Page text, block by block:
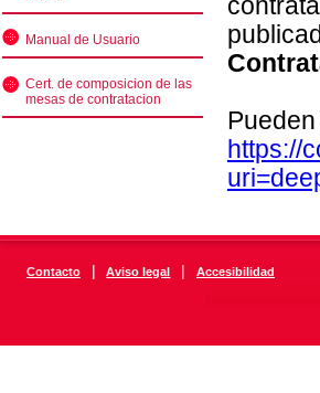
Manual de Usuario
Cert. de composicion de las
mesas de contratacion
https://
Contacto | Aviso legal | Accesibilidad